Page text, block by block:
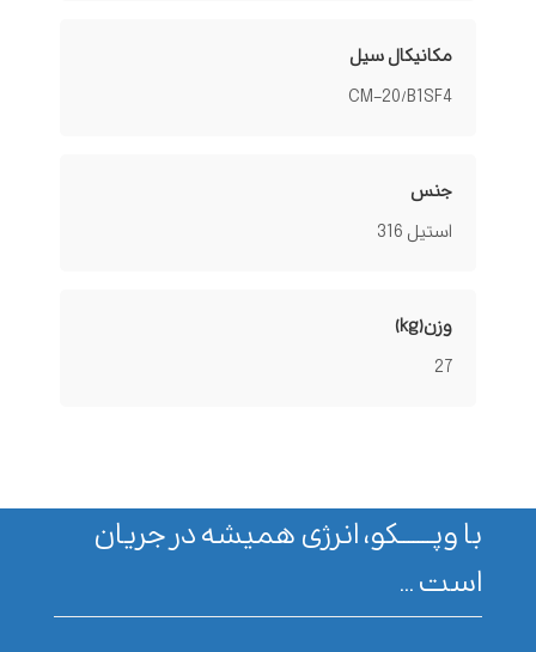
مکانیکال سیل
CM-20/B1SF4
جنس
استیل 316
وزن(kg)
27
با وپـــــــکو، انرژی همیشه در جریان
است ...